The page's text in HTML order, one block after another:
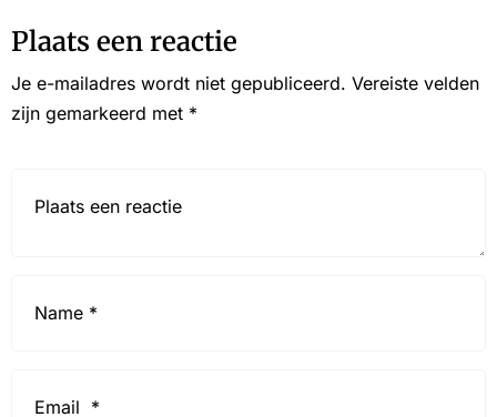
Plaats een reactie
Je e-mailadres wordt niet gepubliceerd. Vereiste velden
zijn gemarkeerd met *